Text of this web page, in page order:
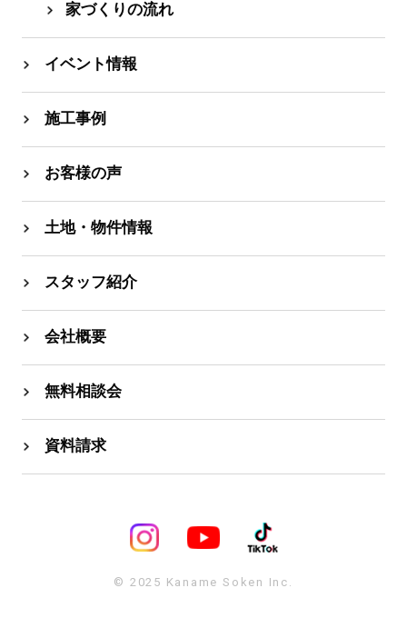
家づくりの流れ
イベント情報
施工事例
お客様の声
土地・物件情報
スタッフ紹介
会社概要
無料相談会
資料請求
© 2025 Kaname Soken Inc.